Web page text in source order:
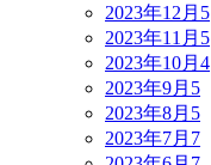
2023年12月 5
2023年11月 5
2023年10月 4
2023年9月 5
2023年8月 5
2023年7月 7